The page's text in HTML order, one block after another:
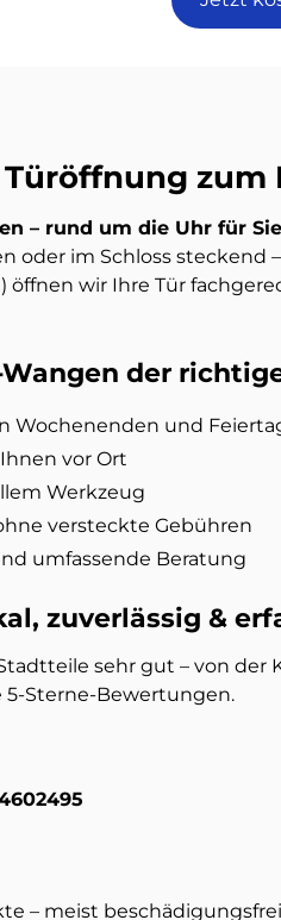
zum
– rund um die Uhr für
oder im Schloss
öffnen wir Ihre Tür
der
Wochenenden und
vor Ort
Werkzeug
versteckte Gebühren
umfassende Beratung
zuverlässig &
sehr gut – von der
Sterne-Bewertungen.
– meist beschädigungsfrei